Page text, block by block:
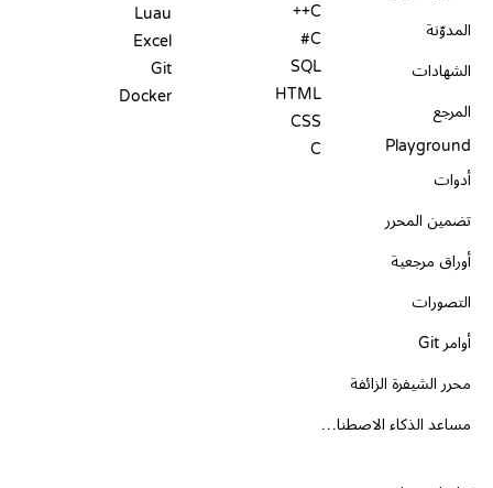
المدوّنة
الشهادات
المرجع
Playground
أدوات
تضمين المحرر
أوراق مرجعية
التصورات
أوامر Git
محرر الشيفرة الزائفة
مساعد الذكاء الاصطناعي
C++
C#
SQL
HTML
CSS
C
Luau
Excel
Git
Docker